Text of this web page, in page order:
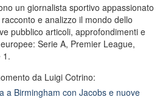
un giornalista sportivo appassionato
e analizzo il mondo dello
pubblico articoli, approfondimenti e
Serie A, Premier League,
1.
da Luigi Cotrino:
a Birmingham con Jacobs e nuove